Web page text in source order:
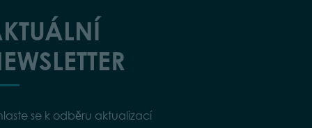
se k odběru aktualizací